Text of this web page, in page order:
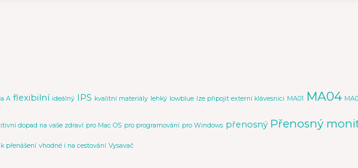
A flexibilní ideálný IPS kvalitní materiály lehký lowblue lze připojit externí klávesnici MA01 MA04
dopad na vaše zdraví pro Mac OS pro programování pro Windows přenosný Přenosný
přenášení vhodné i na cestování Vysavač